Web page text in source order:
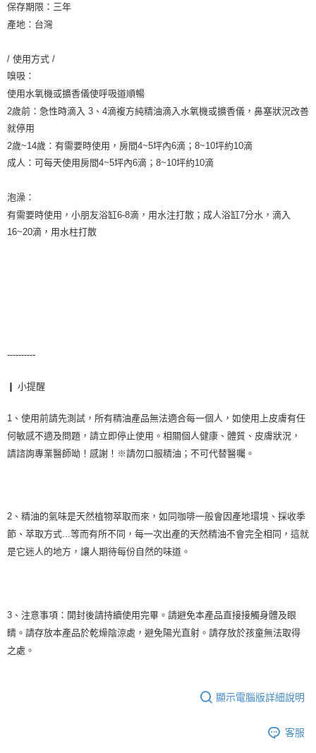
每筆NT$65，滿NT$1,000(含以上)免運費
保存期限：三年
產地：台灣
/ 使用方式 /
嗅吸：
使用水氧機或擴香儀使呼吸道順暢
2歲前：急性時滴入 3、4滴複方純精油滴入水氧機或擴香儀，鼻塞狀況改善
就停用
2歲~14歲：有需要時使用，房間4~5坪內6滴；8~10坪約10滴
成人：可每天使用房間4~5坪內6滴；8~10坪約10滴
泡澡：
有需要時使用，小朋友浴缸6-8滴，用水注打散；成人浴缸7分水，滴入
----------
❙ 小提醒
1、使用前請先測試，所有精油產品無法適合每一個人，如使用上皮膚有任
何敏感不適及問題，請立即停止使用。相關個人健康、體質、皮膚狀況，
請諮詢專業醫師呦！感謝！※請勿口服精油；不可代替醫囑。
2、精油的氣味是天然植物萃取而來，如同咖啡一般會因產地環境、採收季
節、萃取方式...等而有所不同，每一次出產的天然精油不會完全相同，這就
是它迷人的地方，讓人期待每份自然的味道。
3、 注意事項：開封後請持續使用完畢。請避免本產品直接接觸身體及眼
睛。請存放本產品於乾燥陰涼處，避免陽光直射。請存放於孩童無法取得
之處。
顯示電腦版詳細說明
客服